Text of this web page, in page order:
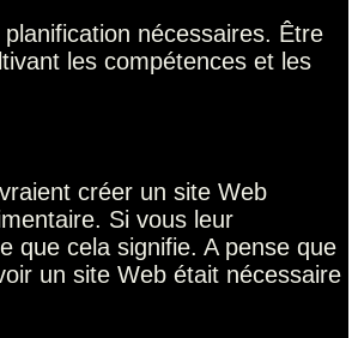
nécessaires. Être
les compétences et les
créer un site Web
Si vous leur
que cela signifie. A pense que
un site Web était nécessaire